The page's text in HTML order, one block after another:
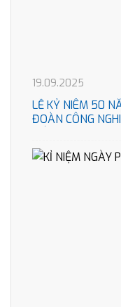
19.09.2025
LỄ KỶ NIÊM 50
ĐOÀN CÔNG